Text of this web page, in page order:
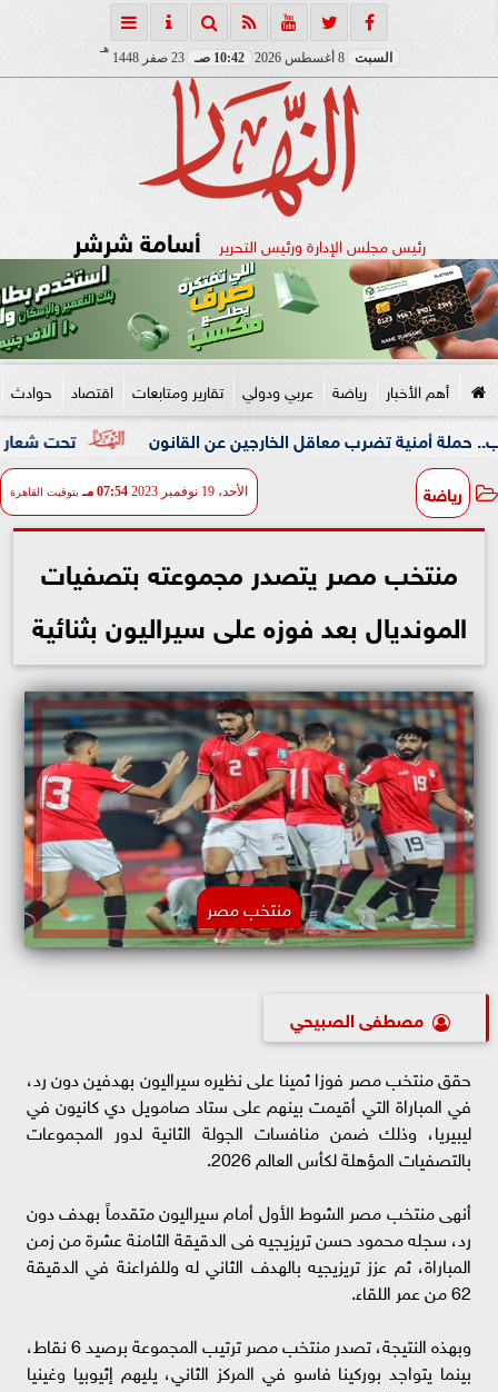
السبت 8 أغسطس 2026 10:42 صـ 23 صفر 1448
هـ
رئيس مجلس الإدارة ورئيس التحرير أسامة شرشر
أهم الأخبار رياضة عربي ودولي تقارير ومتابعات اقتصاد حوادث
تحت شعار «خدمة بيوت تضرب معاقل الخارجين عن القانون
رياضة الأحد، 19 نوفمبر 2023 07:54 مـ بتوقيت القاهرة
منتخب مصر يتصدر مجموعته بتصفيات
المونديال بعد فوزه على سيراليون بثنائية
منتخب مصر
مصطفى الصبيحي
حقق منتخب مصر فوزا ثمينا على نظيره سيراليون بهدفين دون رد،
في المباراة التي أقيمت بينهم على ستاد صامويل دي كانيون في
ليبيريا، وذلك ضمن منافسات الجولة الثانية لدور المجموعات
بالتصفيات المؤهلة لكأس العالم 2026.
أنهى منتخب مصر الشوط الأول أمام سيراليون متقدماً بهدف دون
رد، سجله محمود حسن تريزيجيه فى الدقيقة الثامنة عشرة من زمن
المباراة، ثم عزز تريزيجيه بالهدف الثاني له وللفراعنة في الدقيقة
62 من عمر اللقاء.
وبهذه النتيجة، تصدر منتخب مصر ترتيب المجموعة برصيد 6 نقاط،
بينما يتواجد بوركينا فاسو في المركز الثاني، يليهم إثيوبيا وغينيا